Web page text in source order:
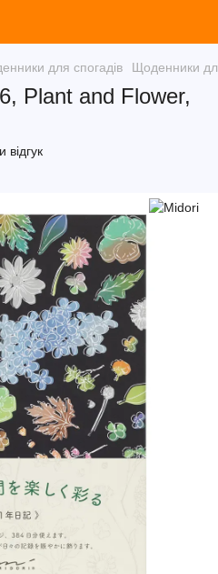
для спогадів Щоденники
Plant and Flower,
відгук